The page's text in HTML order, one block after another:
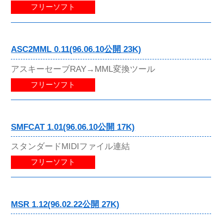
フリーソフト
ASC2MML 0.11(96.06.10公開 23K)
アスキーセーブRAY→MML変換ツール
フリーソフト
SMFCAT 1.01(96.06.10公開 17K)
スタンダードMIDIファイル連結
フリーソフト
MSR 1.12(96.02.22公開 27K)